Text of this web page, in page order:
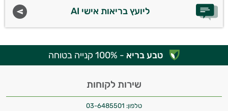
ליועץ בריאות אישי AI
טבע בריא - 100% קנייה בטוחה
שירות לקוחות
טלפון: 03-6485501